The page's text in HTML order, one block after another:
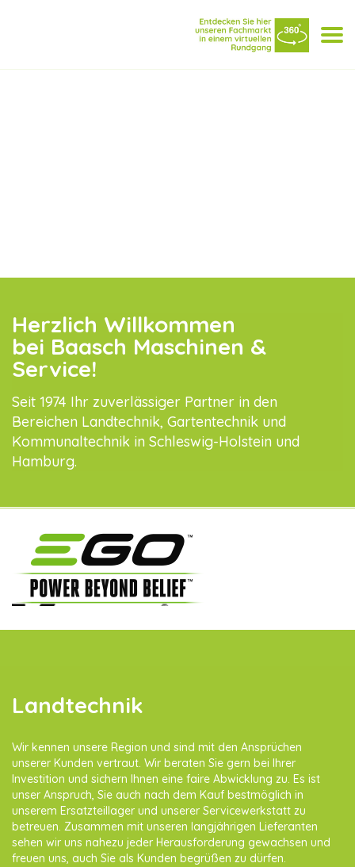
Herzlich Willkommen
bei Baasch Maschinen &
Service!
Seit 1974 Ihr zuverlässiger Partner in den
Bereichen Landtechnik, Gartentechnik und
Kommunaltechnik in Schleswig-Holstein und
Hamburg.
Landtechnik
Wir kennen unsere Region und sind mit den Ansprüchen
unserer Kunden vertraut. Wir beraten Sie gern bei Ihrer
Investition und sichern Ihnen eine faire Abwicklung zu. Es ist
unser Anspruch, Sie auch nach dem Kauf bestmöglich in
unserem Ersatzteillager und unserer Servicewerkstatt zu
betreuen. Zusammen mit unseren langjährigen Lieferanten
sehen wir uns nahezu jeder Herausforderung gewachsen und
freuen uns, auch Sie als Kunden begrüßen zu dürfen.